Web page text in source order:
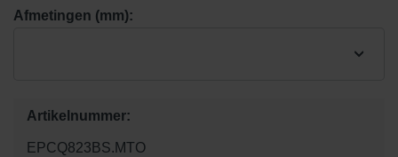
Afmetingen (mm):
Artikelnummer:
EPCQ823BS.MTO